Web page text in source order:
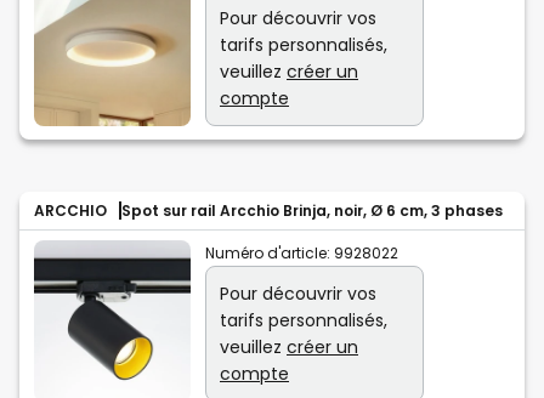
Pour découvrir vos
tarifs personnalisés,
veuillez créer un
compte
ARCCHIO Spot sur rail Arcchio Brinja, noir, Ø 6 cm, 3 phases
Numéro d'article: 9928022
Pour découvrir vos
tarifs personnalisés,
veuillez créer un
compte